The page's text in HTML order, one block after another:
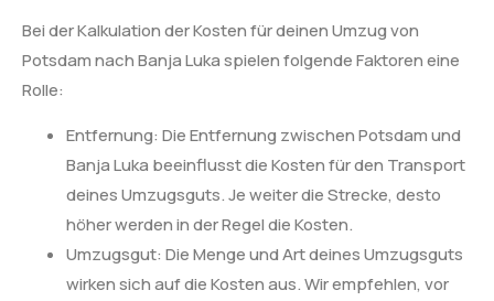
Bei der Kalkulation der Kosten für deinen Umzug von
Potsdam nach Banja Luka spielen folgende Faktoren eine
Rolle:
Entfernung: Die Entfernung zwischen Potsdam und
Banja Luka beeinflusst die Kosten für den Transport
deines Umzugsguts. Je weiter die Strecke, desto
höher werden in der Regel die Kosten.
Umzugsgut: Die Menge und Art deines Umzugsguts
wirken sich auf die Kosten aus. Wir empfehlen, vor